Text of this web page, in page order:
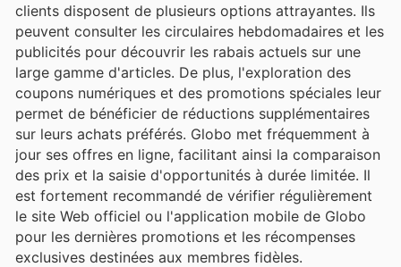
clients disposent de plusieurs options attrayantes. Ils
peuvent consulter les circulaires hebdomadaires et les
publicités pour découvrir les rabais actuels sur une
large gamme d'articles. De plus, l'exploration des
coupons numériques et des promotions spéciales leur
permet de bénéficier de réductions supplémentaires
sur leurs achats préférés. Globo met fréquemment à
jour ses offres en ligne, facilitant ainsi la comparaison
des prix et la saisie d'opportunités à durée limitée. Il
est fortement recommandé de vérifier régulièrement
le site Web officiel ou l'application mobile de Globo
pour les dernières promotions et les récompenses
exclusives destinées aux membres fidèles.